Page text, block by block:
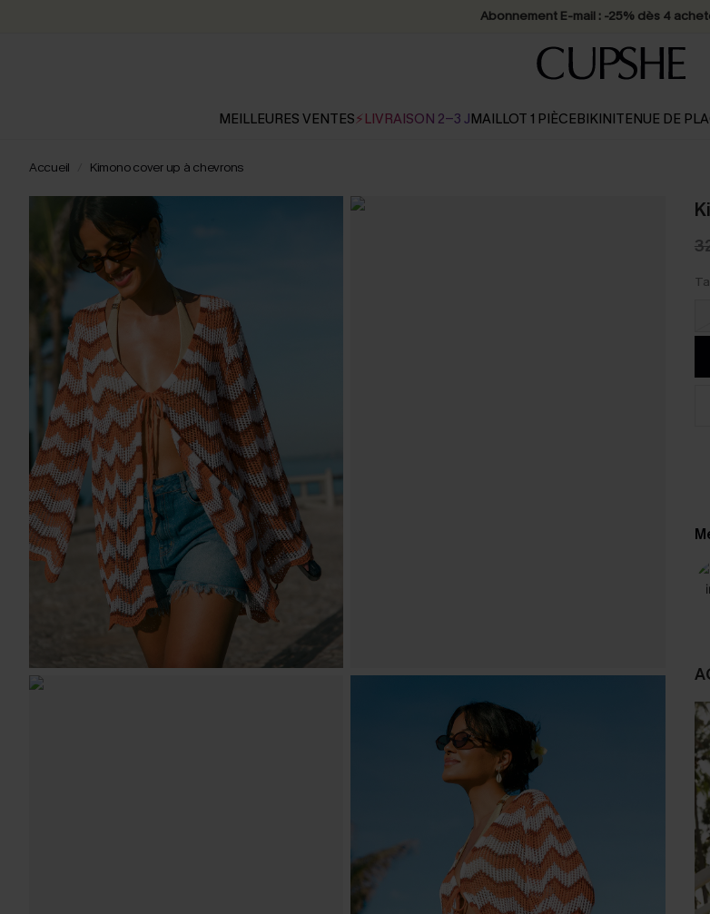
Abonnement E-mail : -25% dès 4
MEILLEURES VENTES⚡LIVRAISON 2-3 JMAILLOT 1 PIÈCEBIKINITENUE DE
Accueil Kimono cover up à chevrons